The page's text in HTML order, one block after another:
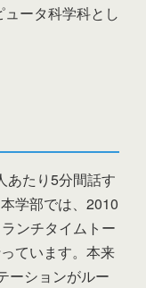
ータ科学科とし
あたり5分間話す
学部では、2010
ンチタイムトー
ています。本来
ーションがルー